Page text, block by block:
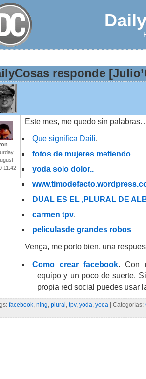
responde
11:42
Este mes, me quedo sin
Que significa Daili.
fotos de mujeres metiendo.
yoda solo dolor..
DUAL ES EL ,PLURAL DE
carmen tpv.
peliculasde grandes robos
Venga, me porto bien, una
Como crear facebook. Con
equipo y un poco de suerte.
propia red social puedes usar
facebook ning plural tpv, yoda yoda | Categorías: